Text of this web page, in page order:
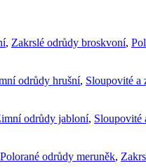
, Zakrslé odrůdy broskvoní,
odrůdy hrušní, Sloupovité a
odrůdy jabloní, Sloupovité
Polorané odrůdy meruněk,